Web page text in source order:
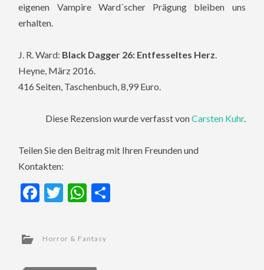
eigenen Vampire Ward´scher Prägung bleiben uns
erhalten.
J. R. Ward: Black Dagger 26: Entfesseltes Herz.
Heyne, März 2016.
416 Seiten, Taschenbuch, 8,99 Euro.
Diese Rezension wurde verfasst vonCarsten Kuhr.
Teilen Sie den Beitrag mit Ihren Freunden und
Kontakten:
Facebook
TwitterWhatsApp
Horror & Fantasy